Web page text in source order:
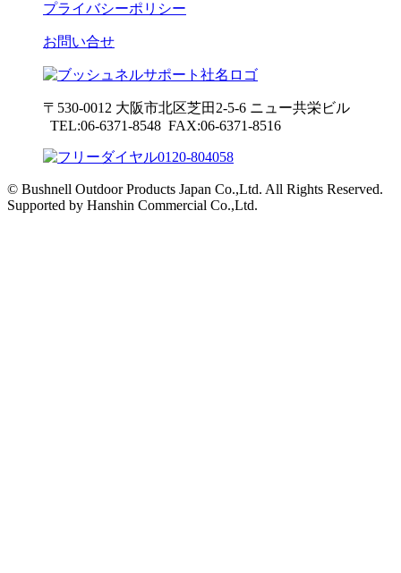
プライバシーポリシー
お問い合せ
〒530-0012 大阪市北区芝田2-5-6 ニュー共栄ビル
TEL:06-6371-8548 FAX:06-6371-8516
© Bushnell Outdoor Products Japan Co.,Ltd. All Rights Reserved.
Supported by Hanshin Commercial Co.,Ltd.